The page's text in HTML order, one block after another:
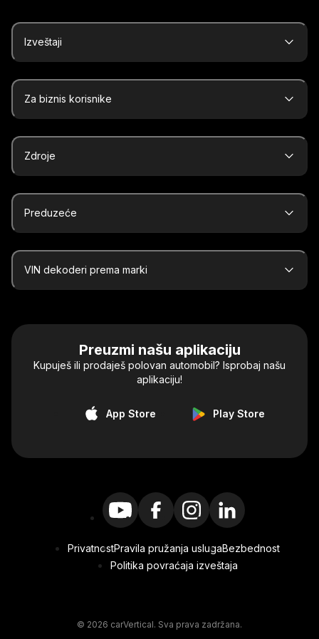
Izveštaji
Za biznis korisnike
Zdroje
Preduzeće
VIN dekoderi prema marki
Preuzmi našu aplikaciju
Kupuješ ili prodaješ polovan automobil? Isprobaj našu
aplikaciju!
App Store Play Store
PrivatnostPravila pružanja uslugaBezbednost
Politika povraćaja izveštaja
© 2026 carVertical. Sva prava zadržana.